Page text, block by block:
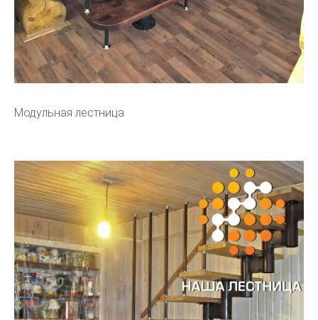
Модульная лестница